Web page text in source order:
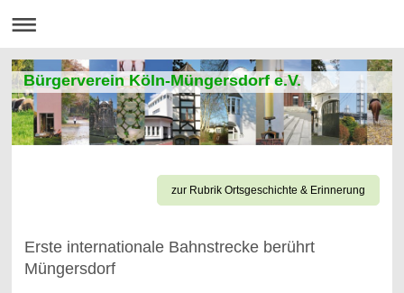
Bürgerverein Köln-Müngersdorf e.V.
zur Rubrik Ortsgeschichte & Erinnerung
Erste internationale Bahnstrecke berührt
Müngersdorf